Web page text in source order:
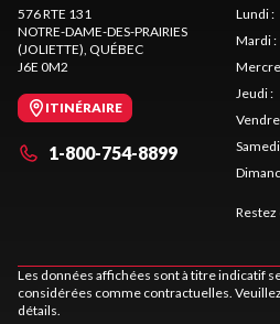
576 RTE 131
NOTRE-DAME-DES-PRAIRIES
(JOLIETTE), QUÉBEC
J6E 0M2
ITINÉRAIRE
1-800-754-8899
Lundi:
Mardi:
Jeudi:
Samedi
Les données affichées sont à titre indicatif
considérées comme contractuelles.
détails.